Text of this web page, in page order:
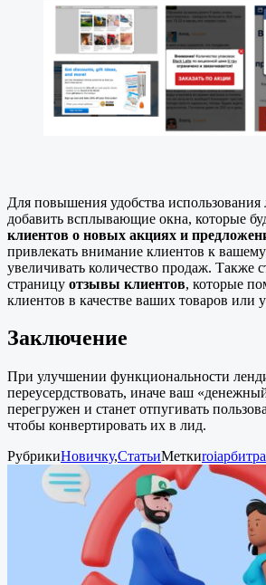
Для повышения удобства
добавить всплывающие окна, которые
клиентов о новых акциях и
привлекать внимание клиентов к вашему
увеличивать количество продаж. Также
страницу отзывы клиентов, которые
клиентов в качестве ваших товаров или
Заключение
При улучшении функциональности
переусердствовать, иначе ваш
перегружен и станет отпугивать
чтобы конвертировать их в лид.
РубрикиНовичку,СтатьиМеткиroi